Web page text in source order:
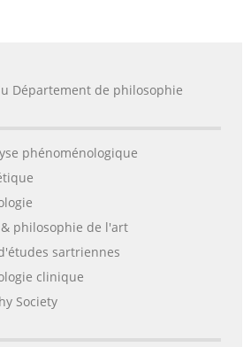
Département de philosophie
phénoménologique
philosophie de l'art
sartriennes
clinique
Society